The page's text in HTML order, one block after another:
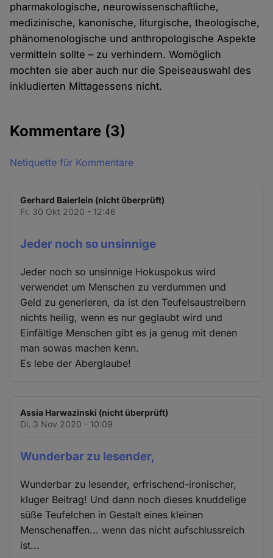
pharmakologische, neurowissenschaftliche,
medizinische, kanonische, liturgische, theologische,
phänomenologische und anthropologische Aspekte
vermitteln sollte – zu verhindern. Womöglich
mochten sie aber auch nur die Speiseauswahl des
inkludierten Mittagessens nicht.
Kommentare (3)
Netiquette für Kommentare
Gerhard Baierlein (nicht überprüft)
Fr. 30 Okt 2020 - 12:46
Jeder noch so unsinnige
Jeder noch so unsinnige Hokuspokus wird
verwendet um Menschen zu verdummen und
Geld zu generieren, da ist den Teufelsaustreibern
nichts heilig, wenn es nur geglaubt wird und
Einfältige Menschen gibt es ja genug mit denen
man sowas machen kenn.
Es lebe der Aberglaube!
Assia Harwazinski (nicht überprüft)
Di. 3 Nov 2020 - 10:09
Wunderbar zu lesender,
Wunderbar zu lesender, erfrischend-ironischer,
kluger Beitrag! Und dann noch dieses knuddelige
süße Teufelchen in Gestalt eines kleinen
Menschenaffen... wenn das nicht aufschlussreich
ist...